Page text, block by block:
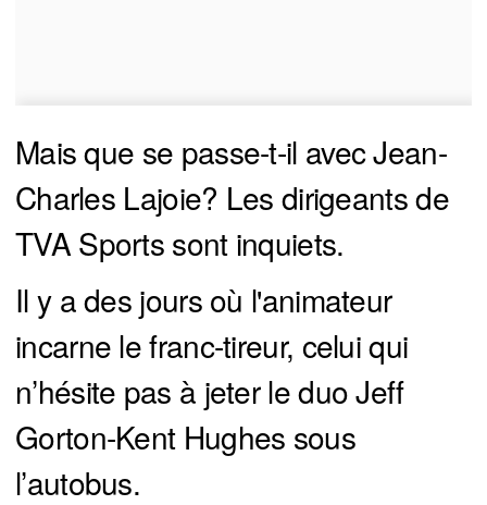
Mais que se passe-t-il avec Jean-
Charles Lajoie? Les dirigeants de
TVA Sports sont inquiets.
Il y a des jours où l'animateur
incarne le franc-tireur, celui qui
n’hésite pas à jeter le duo Jeff
Gorton-Kent Hughes sous
l’autobus.